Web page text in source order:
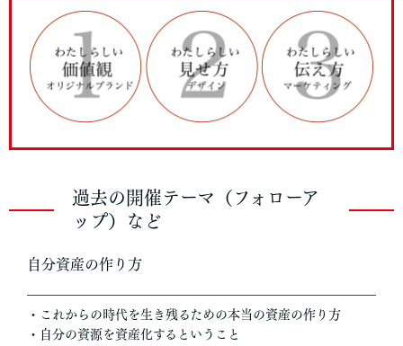
過去の開催テーマ（フォローア
ップ）など
自分資産の作り方
・これからの時代を生き残るための本当の資産の作り方
・自分の資源を資産化するということ